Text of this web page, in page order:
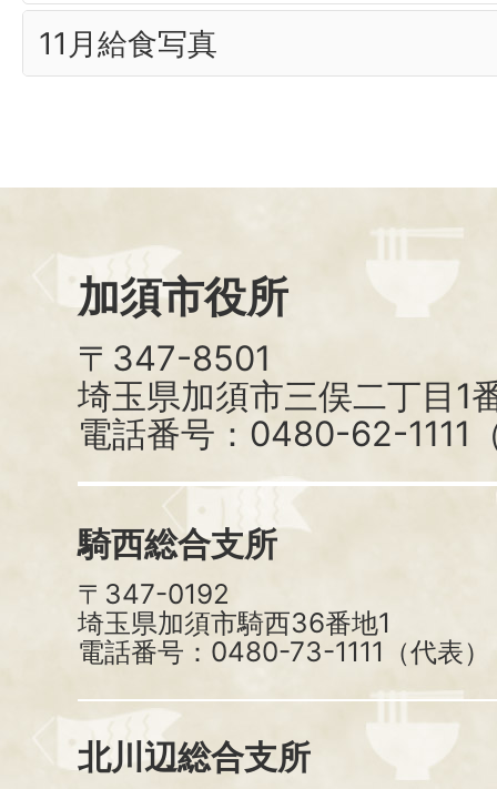
11月給食写真
加須市役所
〒347-8501
埼玉県加須市三俣二丁目1
電話番号：0480-62-1111
騎西総合支所
〒347-0192
埼玉県加須市騎西36番地1
電話番号：0480-73-1111（代表）
北川辺総合支所